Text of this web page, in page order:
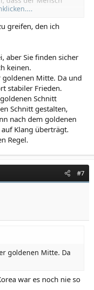
greifen, den ich
aber Sie finden sicher
keinen.
Mitte. Da und
stabiler Frieden.
Schnitt
Schnitt gestalten,
nach dem goldenen
Klang überträgt.
Regel.
#7
goldenen Mitte. Da
war es noch nie so